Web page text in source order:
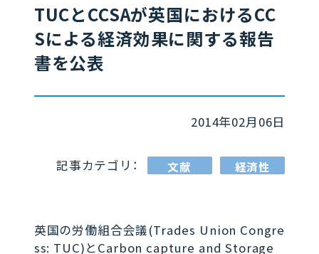
TUCとCCSAが英国におけるCC
Sによる経済効果に関する報告
書を公表
2014年02月06日
記事カテゴリ： 文献 経済性
英国の労働組合会議(Trades Union Congre
ss: TUC)とCarbon capture and Storage